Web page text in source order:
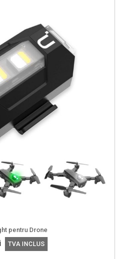
pentru Drone
TVA INCLUS